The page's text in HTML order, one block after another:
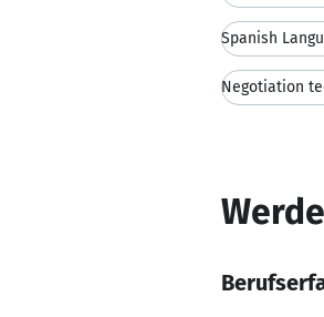
Spanish
Negotiation